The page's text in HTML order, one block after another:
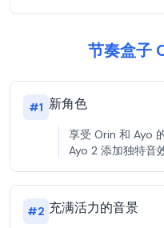
节奏盒子
#1 新角色
享受 Orin 和 Ayo
Ayo 2 添加独特音
#2 充满活力的音景